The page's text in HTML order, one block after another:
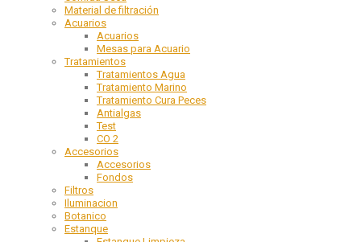
Material de filtración
Acuarios
Acuarios
Mesas para Acuario
Tratamientos
Tratamientos Agua
Tratamiento Marino
Tratamiento Cura Peces
Antialgas
Test
CO 2
Accesorios
Accesorios
Fondos
Filtros
Iluminacion
Botanico
Estanque